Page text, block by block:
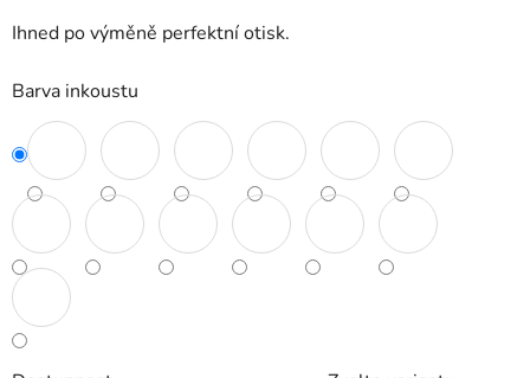
Ihned po výměně perfektní otisk.
Barva inkoustu